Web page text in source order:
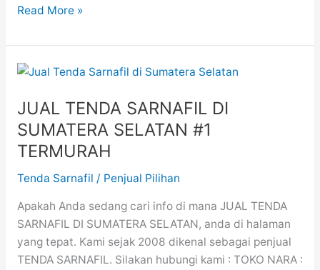
Read More »
JUAL TENDA SARNAFIL DI
SUMATERA SELATAN #1
TERMURAH
Tenda Sarnafil / Penjual Pilihan
Apakah Anda sedang cari info di mana JUAL TENDA
SARNAFIL DI SUMATERA SELATAN, anda di halaman
yang tepat. Kami sejak 2008 dikenal sebagai penjual
TENDA SARNAFIL. Silakan hubungi kami : TOKO NARA :
JUAL
SARNAFIL
DI
SUMATERA
SELATAN
#1